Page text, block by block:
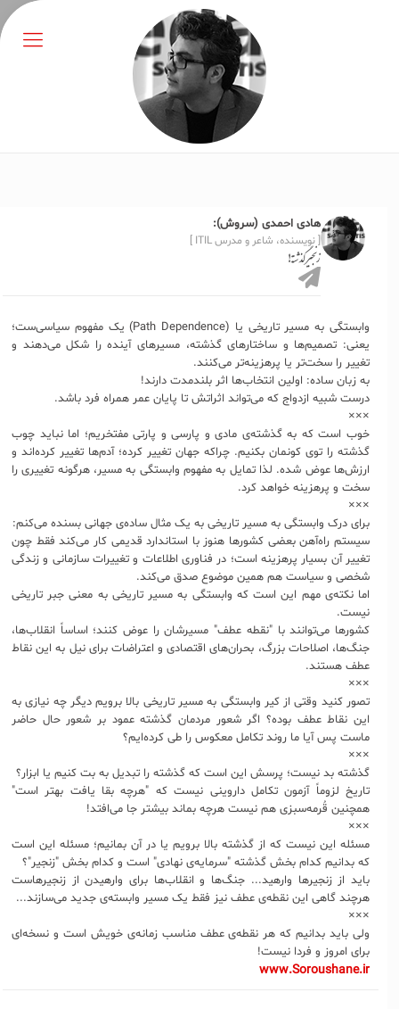
هادی احمدی (سروش):
[ نویسنده، شاعر و مدرس ITIL ]
زنجیر گذشته!
وابستگی به مسیر تاریخی یا (Path Dependence) یک مفهوم سیاسی‌ست؛
یعنی: تصمیم‌ها و ساختارهای گذشته، مسیرهای آینده را شکل می‌دهند و
تغییر را سخت‌تر یا پرهزینه‌تر می‌کنند‍.
به زبان ساده: اولین انتخاب‌ها اثر بلندمدت دارند!
درست شبیه ازدواج که می‌تواند اثراتش تا پایان عمر همراه فرد باشد.
×××
خوب است که به گذشته‌ی مادی و پارسی و پارتی مفتخریم؛ اما نباید چوب
گذشته را توی کونمان بکنیم. چراکه جهان تغییر کرده؛ آدم‌ها تغییر کرده‌اند و
ارزش‌ها عوض شده. لذا تمایل به مفهوم وابستگی به مسیر، هرگونه تغییری را
سخت و پرهزینه خواهد کرد.
×××
برای درک وابستگی به مسیر تاریخی به یک مثال ساده‌ی جهانی بسنده می‌کنم:
سیستم راه‌آهن بعضی کشورها هنوز با استاندارد قدیمی کار می‌کند فقط چون
تغییر آن بسیار پرهزینه است؛ در فناوری اطلاعات و تغییرات سازمانی و زندگی
شخصی و سیاست هم همین موضوع صدق می‌کند.
اما نکته‌ی مهم این است که وابستگی به مسیر تاریخی به معنی جبر تاریخی
نیست.
کشورها می‌توانند با "نقطه عطف" مسیرشان را عوض کنند؛ اساساً انقلاب‌ها،
جنگ‌ها، اصلاحات بزرگ، بحران‌های اقتصادی و اعتراضات برای نیل به این نقاط
عطف هستند.
×××
تصور کنید وقتی از کیر وابستگی به مسیر تاریخی بالا برویم دیگر چه نیازی به
این نقاط عطف بوده؟ اگر شعور مردمان گذشته عمود بر شعور حال حاضر
ماست پس آیا ما روند تکامل معکوس را طی کرده‌ایم؟
×××
گذشته بد نیست؛ پرسش این است که گذشته را تبدیل به بت کنیم یا ابزار؟
تاریخ لزوماً آزمون تکامل داروینی نیست که "هرچه بقا یافت بهتر است"
همچنین قُرمه‌سبزی هم نیست هرچه بماند بیشتر جا می‌افتد!
×××
مسئله این نیست که از گذشته بالا برویم یا در آن بمانیم؛ مسئله این است
که بدانیم کدام بخش گذشته "سرمایه‌ی نهادی" است و کدام بخش "زنجیر"؟
باید از زنجیرها وارهید... جنگ‌ها و انقلاب‌ها برای وارهیدن از زنجیرهاست
هرچند گاهی این نقطه‌‌ی عطف نیز فقط یک مسیر وابسته‌ی جدید می‌سازند...
×××
ولی باید بدانیم که هر نقطه‌ی عطف مناسب زمانه‌ی خویش است و نسخه‌‌ای
برای امروز و فردا نیست!
www.Soroushane.ir